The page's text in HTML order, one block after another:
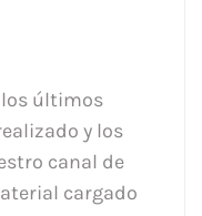
últimos
y los
canal de
cargado